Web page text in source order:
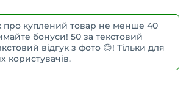
про куплений товар не менше 40
бонуси! 50 за текстовий
відгук з фото 😊! Тільки для
користувачів.